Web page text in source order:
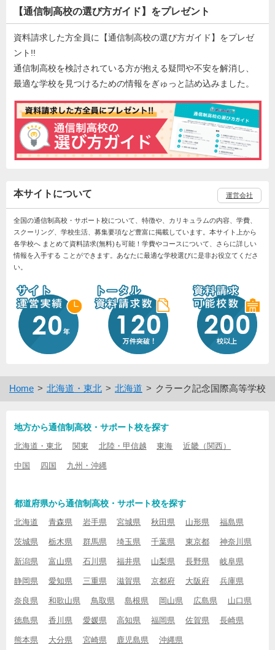
【通信制高校の選び方ガイド】をプレゼント
資料請求した方全員に【通信制高校の選び方ガイド】をプレゼ
ント!!
通信制高校を検討されている方が抱える疑問や不安を解消し、
最適な学校を見つけるための情報をぎゅっと詰め込みました。
本サイトについて 運営会社
全国の通信制高校・サポート校について、特徴や、カリキュラムの内容、学費、
スクーリング、学校生活、募集要項など豊富に掲載しています。本サイト上から
各学校へ まとめて資料請求(無料)も可能！学費やコースについて、さらに詳しい
情報を入手する ことができます。あなたに最適な学校選びに是非お役立てくださ
い。
Home 北海道・東北 北海道 クラーク記念国際高等学校
地方から通信制高校・サポート校を探す
北海道・東北 関東 北陸・甲信越 東海 近畿（関西）
中国 四国 九州・沖縄
都道府県から通信制高校・サポート校を探す
北海道 青森県 岩手県 宮城県 秋田県 山形県 福島県
茨城県 栃木県 群馬県 埼玉県 千葉県 東京都 神奈川県
新潟県 富山県 石川県 福井県 山梨県 長野県 岐阜県
静岡県 愛知県 三重県 滋賀県 京都府 大阪府 兵庫県
奈良県 和歌山県 鳥取県 島根県 岡山県 広島県 山口県
徳島県 香川県 愛媛県 高知県 福岡県 佐賀県 長崎県
熊本県 大分県 宮崎県 鹿児島県 沖縄県